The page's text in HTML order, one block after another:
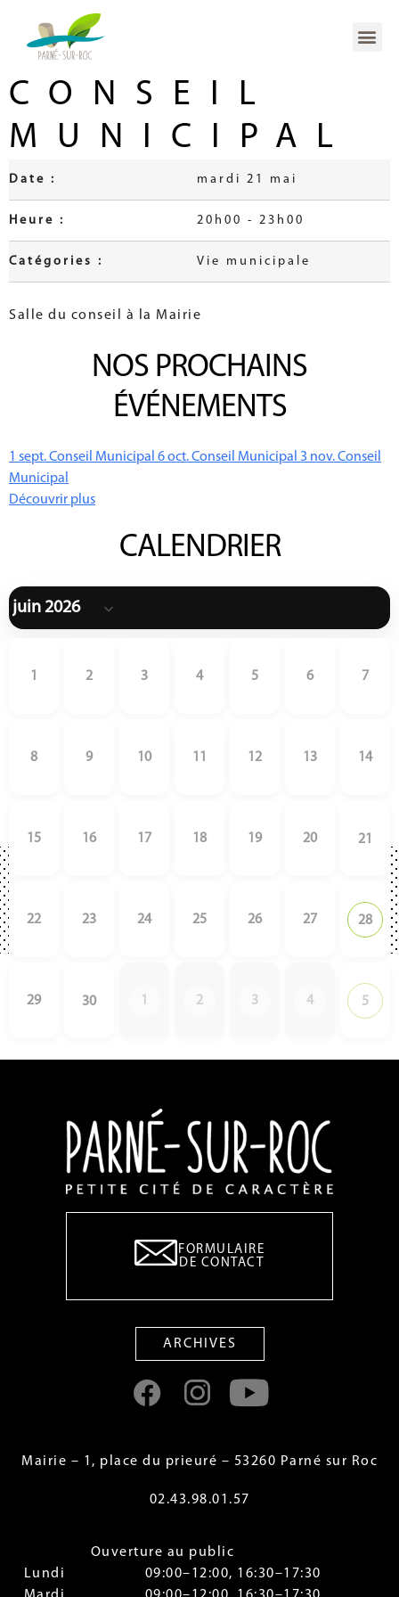
CONSEIL
MUNICIPAL
Date : mardi 21 mai
Heure : 20h00 - 23h00
Catégories : Vie municipale
Salle du conseil à la Mairie
NOS PROCHAINS
ÉVÉNEMENTS
1 sept.Conseil Municipal 6oct.Conseil Municipal 3 nov.Conseil
Municipal
Découvrir plus
CALENDRIER
1 2 3 4 5 6 7
8 9 10 11 12 13 14
15 16 17 18 19 20 21
22 23 24 25 26 27 28
29 30 1 2 3 4 5
FORMULAIRE
DE CONTACT
ARCHIVES
Mairie – 1, place du prieuré – 53260 Parné sur Roc
02.43.98.01.57
Ouverture au public
Lundi
09:00–12:00, 16:30–17:30